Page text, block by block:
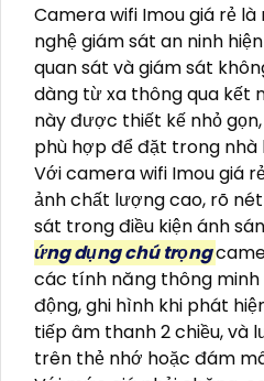
Camera wifi Imou giá rẻ
nghệ giám sát an ninh
quan sát và giám sát
dàng từ xa thông qua kết
này được thiết kế nhỏ
phù hợp để đặt trong nhà
Với camera wifi Imou giá
ảnh chất lượng cao, rõ
sát trong điều kiện ánh
ứng dụng chú trọng
các tính năng thông
động, ghi hình khi phát
tiếp âm thanh 2 chiều, và
trên thẻ nhớ hoặc đám